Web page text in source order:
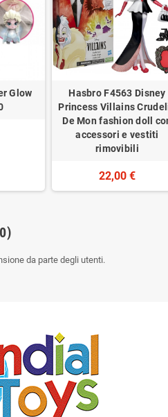
Glow
Hasbro F4563 Disney
Princess Villains
De Mon fashion doll
accessori e vestiti
rimovibili
22,00 €
da parte degli utenti.